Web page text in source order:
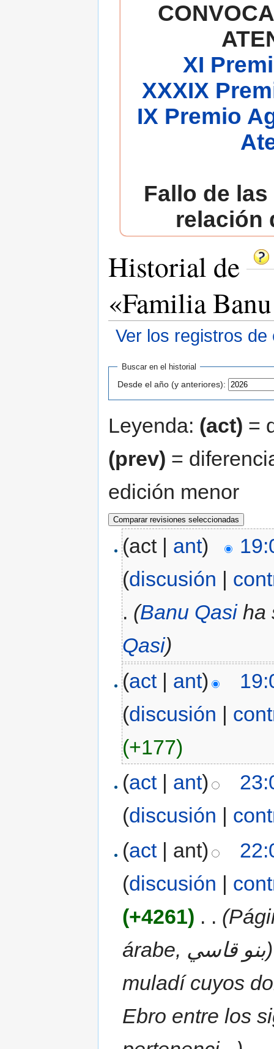
XI
XXXIX
IX Premio
Fallo de
relación
Historial de
«Familia
Ver los registros de
Buscar en el historial
Desde el año (y anteriores):
Leyenda: (act) =
(prev) =
edición menor
(act | ant)
(discusión |
. (Banu Qasiha
Qasi)
(act| ant)
(discusión |
(+177)
(act| ant)
(discusión |
(act| ant)
(discusión |
(+4261) . .
árabe, بنو قاسي) fueron una importante familia
muladí cuyos
Ebro entre los